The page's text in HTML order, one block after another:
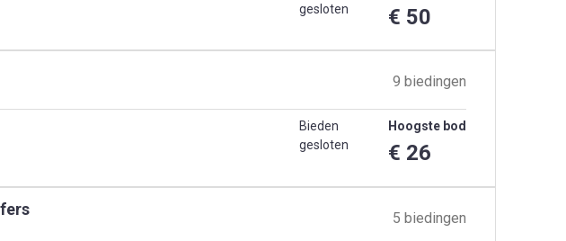
gesloten
€ 50
9 biedingen
Bieden
gesloten
Hoogste bod
€ 26
5 biedingen